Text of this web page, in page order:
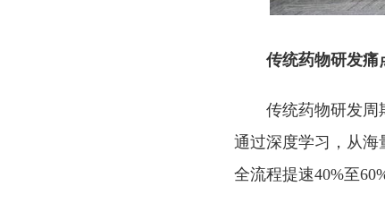
传统药物研发痛
传统药物研发周
通过深度学习，从
全流程提速40%至